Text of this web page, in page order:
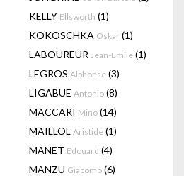
KELLY Ellsworth (1)
KOKOSCHKA Oskar (1)
LABOUREUR Jean-Emile (1)
LEGROS Alphonse (3)
LIGABUE Antonio (8)
MACCARI Mino (14)
MAILLOL Aristide (1)
MANET Edouard (4)
MANZU Giacomo (6)